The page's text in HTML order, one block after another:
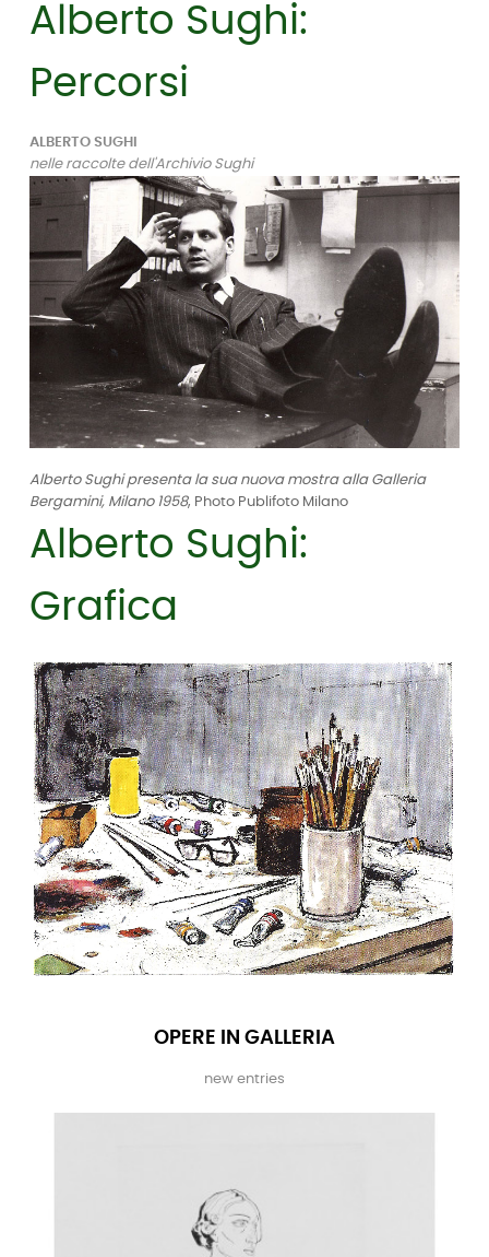
Alberto Sughi:
Percorsi
ALBERTO SUGHI
nelle raccolte dell'Archivio Sughi
Alberto Sughi presenta la sua nuova mostra alla Galleria
Bergamini, Milano 1958, Photo Publifoto Milano
Alberto Sughi:
Grafica
OPERE IN GALLERIA
new entries